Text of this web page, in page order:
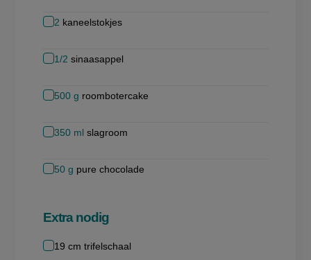
2 kaneelstokjes
1/2 sinaasappel
500 g roombotercake
350 ml slagroom
50 g pure chocolade
Extra nodig
19 cm trifelschaal